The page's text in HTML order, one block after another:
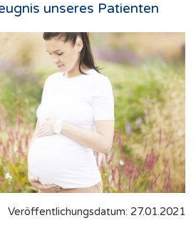
unseres Patienten
Veröffentlichungsdatum: 27.01.2021